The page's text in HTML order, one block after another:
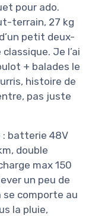
pour ado.
terrain, 27 kg
petit deux-
Je l’ai
+ balades le
histoire de
pas juste
: batterie 48V
double
max 150
un peu de
comporte au
la pluie,